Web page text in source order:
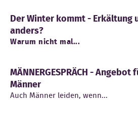
Der Winter kommt - Erkältung
anders?
Warum nicht mal...
MÄNNERGESPRÄCH -
Männer
Auch Männer leiden, wenn...